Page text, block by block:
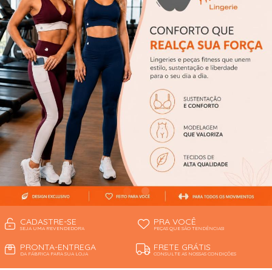
CONJUNTOS
CORPETES, ESPARTILHOS E
CORSELETS
PIJAMAS DE INVERNO
PIJAMAS DE VERÃO
ROBES
SAÍDA DE PRAIA
SHORT
TOP FITNESS
CADASTRE-SE
SEJA UMA REVENDEDORA
PRA VOCÊ
PEÇAS QUE SÃO TENDÊNCIAS!
PRONTA-ENTREGA
DA FÁBRICA PARA SUA LOJA
FRETE GRÁTIS
CONSULTE AS NOSSAS CONDIÇÕES